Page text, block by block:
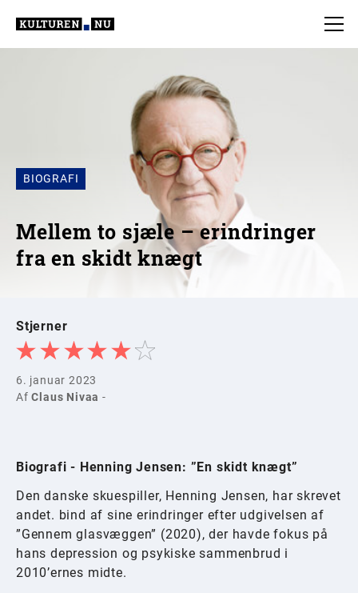
BIOGRAFI
Mellem to sjæle – erindringer
fra en skidt knægt
Stjerner
6. januar 2023
AfClaus Nivaa -
Biografi - Henning Jensen: ”En skidt knægt”
Den danske skuespiller, Henning Jensen, har skrevet
andet. bind af sine erindringer efter udgivelsen af
”Gennem glasvæggen” (2020), der havde fokus på
hans depression og psykiske sammenbrud i
2010’ernes midte.